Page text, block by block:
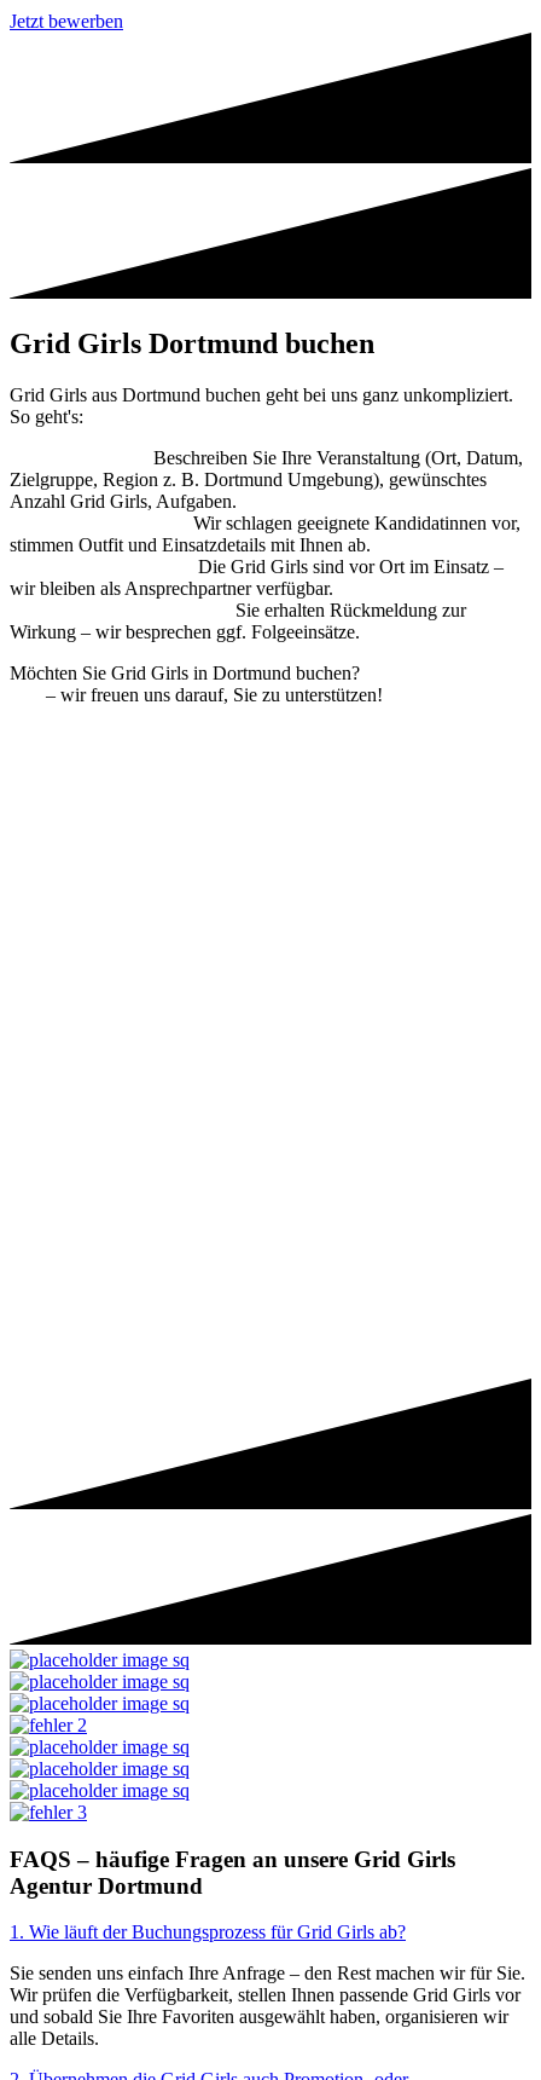
Jetzt bewerben
Grid Girls Dortmund buchen
Grid Girls aus Dortmund buchen geht bei uns ganz unkompliziert.
So geht's:
Beschreiben Sie Ihre Veranstaltung (Ort, Datum,
Zielgruppe, Region z. B. Dortmund Umgebung), gewünschtes
Anzahl Grid Girls, Aufgaben.
Wir schlagen geeignete Kandidatinnen vor,
stimmen Outfit und Einsatzdetails mit Ihnen ab.
Die Grid Girls sind vor Ort im Einsatz –
wir bleiben als Ansprechpartner verfügbar.
Sie erhalten Rückmeldung zur
Wirkung – wir besprechen ggf. Folgeeinsätze.
Möchten Sie Grid Girls in Dortmund buchen?
– wir freuen uns darauf, Sie zu unterstützen!
FAQS – häufige Fragen an unsere Grid Girls
Agentur Dortmund
1. Wie läuft der Buchungsprozess für Grid Girls ab?
Sie senden uns einfach Ihre Anfrage – den Rest machen wir für Sie.
Wir prüfen die Verfügbarkeit, stellen Ihnen passende Grid Girls vor
und sobald Sie Ihre Favoriten ausgewählt haben, organisieren wir
alle Details.